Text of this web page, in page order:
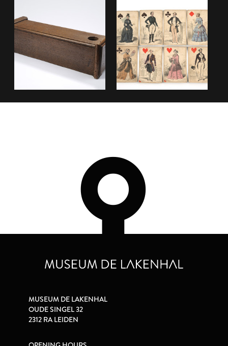
MUSEUM DE LAKENHAL
OUDE SINGEL 32
2312 RA LEIDEN